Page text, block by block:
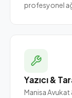
profesyonel
Yazıcı &
Manisa